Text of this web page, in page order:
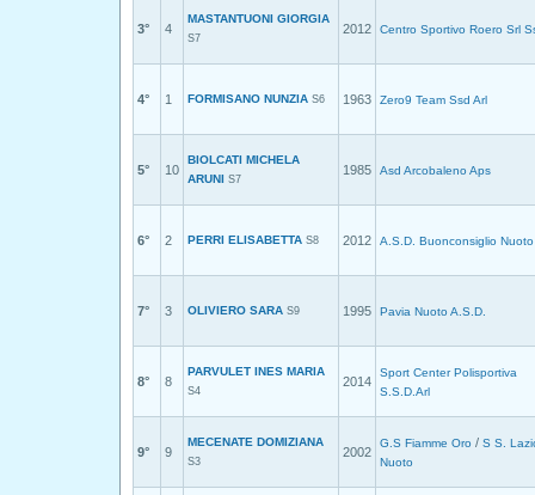
3° 4
MASTANTUONI GIORGIA
S7
2012 Centro Sportivo Roero Srl
4° 1 FORMISANO NUNZIA S6 1963 Zero9 Team Ssd Arl
5° 10
BIOLCATI MICHELA
ARUNI S7
1985 Asd Arcobaleno Aps
6° 2 PERRI ELISABETTA S8 2012 A.S.D. Buonconsiglio Nuoto
7° 3 OLIVIERO SARA S9 1995 Pavia Nuoto A.S.D.
8° 8
PARVULET INES MARIA
S4
2014
Sport Center Polisportiva
S.S.D.Arl
9° 9
MECENATE DOMIZIANA
S3
2002
G.S Fiamme Oro / S S.
Nuoto